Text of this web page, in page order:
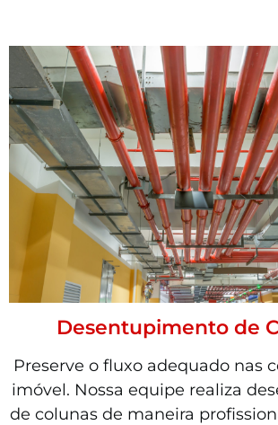
Desentupimento de
Preserve o fluxo adequado nas
imóvel. Nossa equipe realiza
de colunas de maneira